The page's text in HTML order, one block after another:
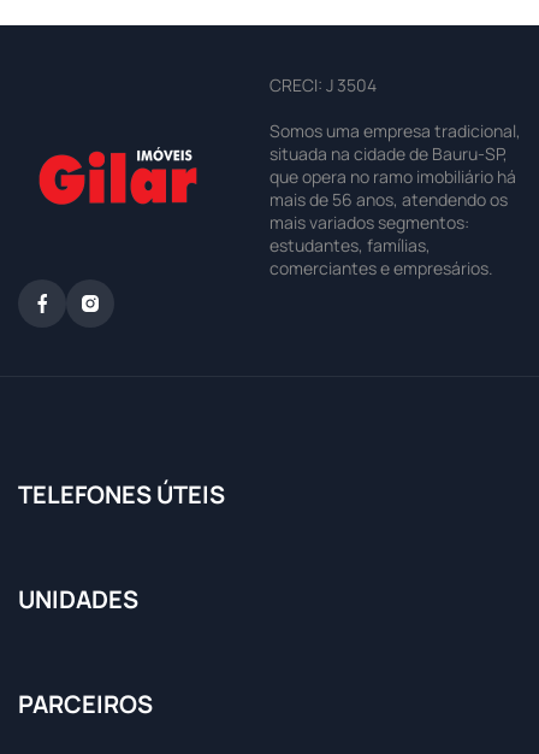
CRECI: J 3504
Somos uma empresa tradicional,
situada na cidade de Bauru-SP,
que opera no ramo imobiliário há
mais de 56 anos, atendendo os
mais variados segmentos:
estudantes, famílias,
comerciantes e empresários.
TELEFONES ÚTEIS
UNIDADES
PARCEIROS